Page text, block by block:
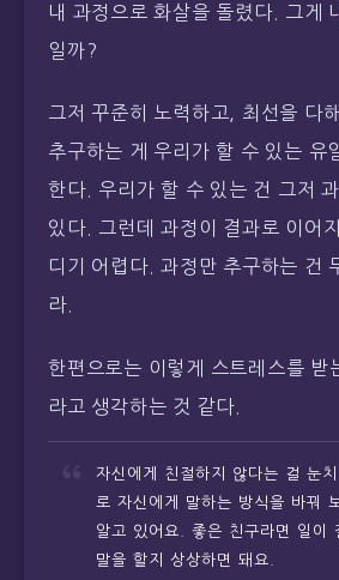
내 과정으로 화살을 돌렸다. 그게
일까?
그저 꾸준히 노력하고, 최선을 다
추구하는 게 우리가 할 수 있는 유
한다. 우리가 할 수 있는 건 그저
있다. 그런데 과정이 결과로 이어
디기 어렵다. 과정만 추구하는 건
라.
한편으로는 이렇게 스트레스를 받
라고 생각하는 것 같다.
자신에게 친절하지 않다는 걸 눈
로 자신에게 말하는 방식을 바꿔
알고 있어요. 좋은 친구라면 일이
말을 할지 상상하면 돼요.